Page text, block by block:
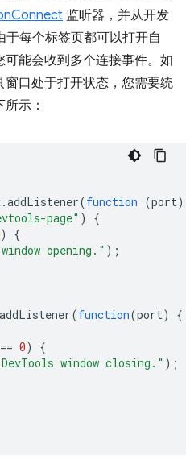
监听器，并从开发
于每个标签页都可以打开自
能会收到多个连接事件。如
口处于打开状态，您需要统
示：
.addListener(function (port)
page" )
{
)
{
opening." );
addListener(function(port)
{
== 0)
{
window closing." );